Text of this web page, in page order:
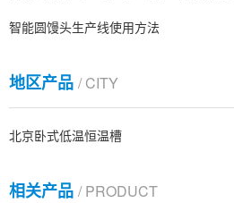
智能圆馒头生产线使用方法
地区产品 / CITY
北京卧式低温恒温槽
相关产品 / PRODUCT